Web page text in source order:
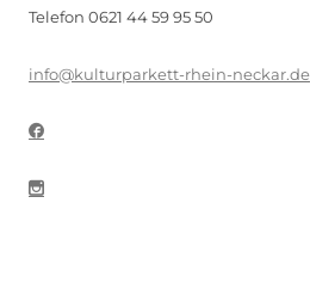
Telefon 0621 44 59 95 50
info@kulturparkett-rhein-neckar.de